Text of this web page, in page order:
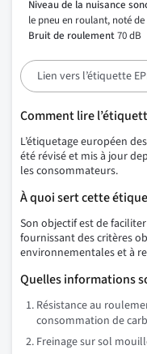
Niveau de la nuisance
le pneu en roulant, noté
Bruit de roulement70 dB
Lien vers l’étiquette
Comment lire
L’étiquetage européen
été révisé et mis à jour
les consommateurs.
À quoi sert cette
Son objectif est de
fournissant des critères
environnementales et à
Quelles informations
Résistance au
consommation de
Freinage sur sol